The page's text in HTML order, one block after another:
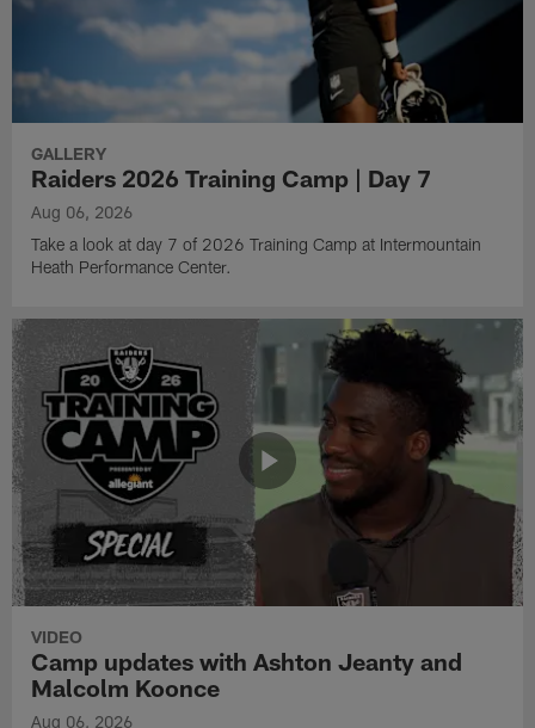
GALLERY
Raiders 2026 Training Camp | Day 7
Aug 06, 2026
Take a look at day 7 of 2026 Training Camp at Intermountain
Heath Performance Center.
VIDEO
Camp updates with Ashton Jeanty and
Malcolm Koonce
Aug 06, 2026